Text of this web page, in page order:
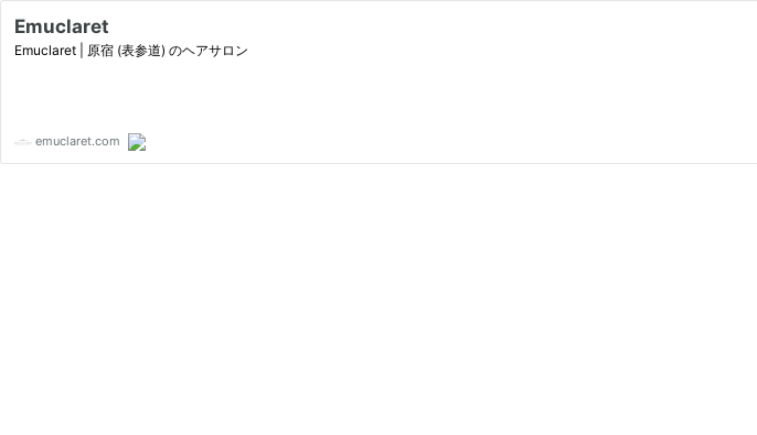
Emuclaret
Emuclaret | 原宿 (表参道) のヘアサロン
emuclaret.com